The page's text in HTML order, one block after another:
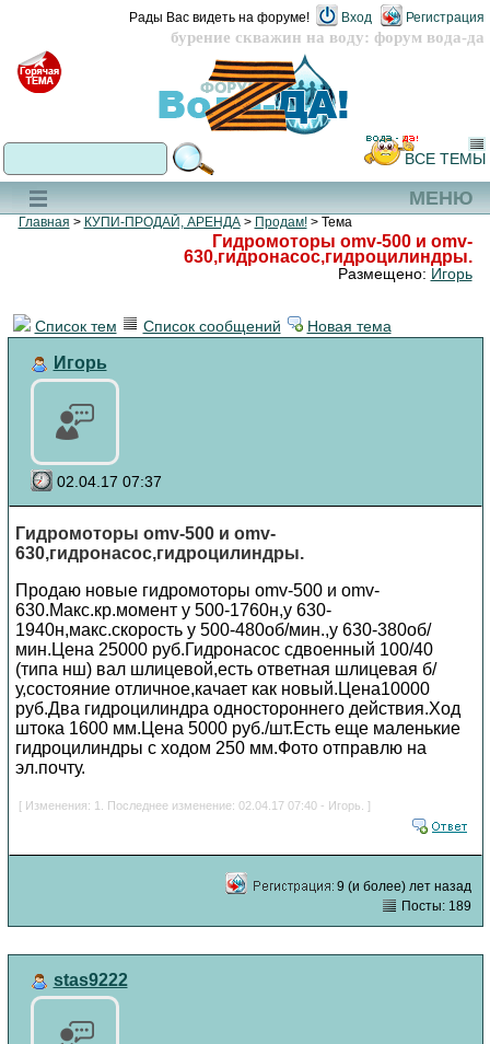
бурение скважин на воду: форум вода-да
Рады Вас видеть на форуме! Вход Регистрация
МЕНЮ
ВСЕ ТЕМЫ
Главная > КУПИ-ПРОДАЙ, АРЕНДА> Продам!> Тема
Гидромоторы omv-500 и omv-
630,гидронасос,гидроцилиндры.
Размещено: Игорь
Список тем Список сообщений Новая тема
Игорь
02.04.17 07:37
Гидромоторы omv-500 и omv-
630,гидронасос,гидроцилиндры.
Продаю новые гидромоторы omv-500 и omv-
630.Макс.кр.момент у 500-1760н,у 630-
1940н,макс.скорость у 500-480об/мин.,у 630-380об/
мин.Цена 25000 руб.Гидронасос сдвоенный 100/40
(типа нш) вал шлицевой,есть ответная шлицевая б/
у,состояние отличное,качает как новый.Цена10000
руб.Два гидроцилиндра одностороннего действия.Ход
штока 1600 мм.Цена 5000 руб./шт.Есть еще маленькие
гидроцилиндры с ходом 250 мм.Фото отправлю на
эл.почту.
[ Изменения: 1. Последнее изменение: 02.04.17 07:40 - Игорь. ]
9 (и более) лет назад
Посты: 189
stas9222